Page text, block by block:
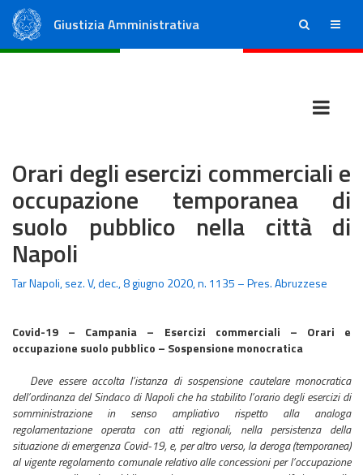
Giustizia Amministrativa ricerca menu
Orari degli esercizi commerciali e
occupazione temporanea di
suolo pubblico nella città di
Napoli
Tar Napoli, sez. V, dec., 8 giugno 2020, n. 1135 – Pres. Abruzzese
Covid-19 – Campania – Esercizi commerciali – Orari e
occupazione suolo pubblico – Sospensione monocratica
Deve essere accolta l’istanza di sospensione cautelare monocratica
dell’ordinanza del Sindaco di Napoli che ha stabilito l’orario degli esercizi di
somministrazione in senso ampliativo rispetto alla analoga
regolamentazione operata con atti regionali, nella persistenza della
situazione di emergenza Covid-19, e, per altro verso, la deroga (temporanea)
al vigente regolamento comunale relativo alle concessioni per l’occupazione